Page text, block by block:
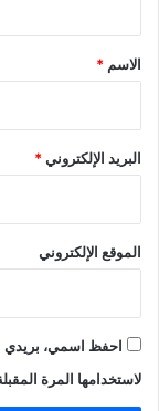
*
الاسم *
البريد الإلكتروني*
الموقع الإلكتروني
احفظ اسمي، بريدي
لاستخدامها المرة